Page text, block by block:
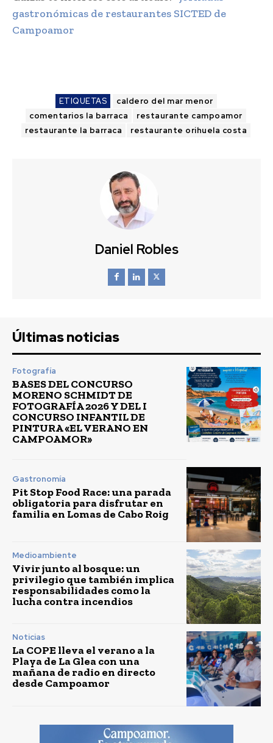
gastronómicas de restaurantes SICTED de
Campoamor
ETIQUETAS
caldero del mar menor
comentarios la barraca
restaurante campoamor
restaurante la barraca
restaurante orihuela costa
Daniel Robles
Últimas noticias
Fotografía
BASES DEL CONCURSO
MORENO SCHMIDT DE
FOTOGRAFÍA 2026 Y DEL I
CONCURSO INFANTIL DE
PINTURA «EL VERANO EN
CAMPOAMOR»
Gastronomía
Pit Stop Food Race: una parada
obligatoria para disfrutar en
familia en Lomas de Cabo Roig
Medioambiente
Vivir junto al bosque: un
privilegio que también implica
responsabilidades como la
lucha contra incendios
Noticias
La COPE lleva el verano a la
Playa de La Glea con una
mañana de radio en directo
desde Campoamor